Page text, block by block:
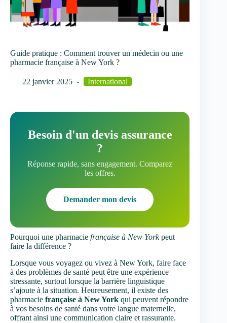
Guide pratique : Comment trouver un médecin ou une
pharmacie française à New York ?
22 janvier 2025 International
Besoin d'un devis assurance
?
Réponse rapide, sans engagement. Comparez
les offres.
Demander mon devis
Pourquoi une pharmacie française à New Yorkpeut
faire la différence ?
Lorsque vous voyagez ou vivez à New York, faire face
à des problèmes de santé peut être une expérience
stressante, surtout lorsque la barrière linguistique
s’ajoute à la situation. Heureusement, il existe des
pharmacie française à New York qui peuvent répondre
à vos besoins de santé dans votre langue maternelle,
offrant ainsi une communication claire et rassurante.